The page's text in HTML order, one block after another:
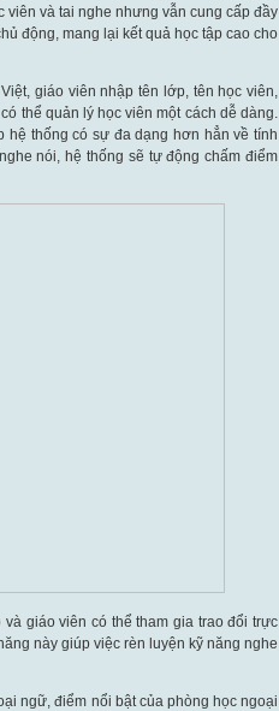
viên và tai nghe nhưng vẫn cung cấp đầy
động, mang lại kết quả học tập cao cho
giáo viên nhập tên lớp, tên học viên,
thể quản lý học viên một cách dễ dàng.
hệ thống có sự đa dạng hơn hẳn về tính
nói, hệ thống sẽ tự động chấm điểm
giáo viên có thể tham gia trao đổi trực
này giúp việc rèn luyện kỹ năng nghe
ngữ, điểm nổi bật của phòng học ngoại